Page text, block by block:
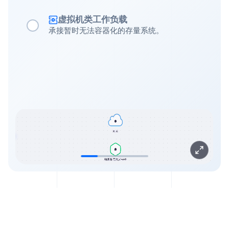
虚拟机类工作负载
承接暂时无法容器化的存量系统。